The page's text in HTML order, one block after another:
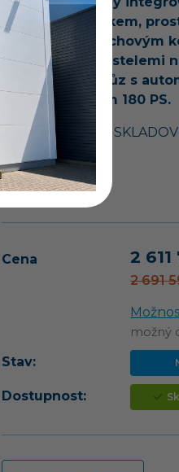
stahovacím lůžkem,
odděleným sprchovým
jednotlivými postelemi
skladem!Vůz s
silným motorem 180 PS.
SOUČÁSTÍ CENY
NÁSLEDUJÍCÍ…
Více o vozu
Cena 2
2 691
možný
Stav:
Dostupnost: